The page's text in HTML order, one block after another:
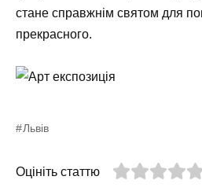
стане справжнім святом для
прекрасного.
Львів
Оцініть статтю